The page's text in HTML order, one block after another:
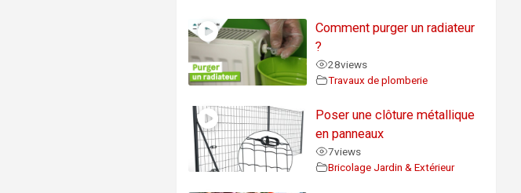
Comment purger un radiateur
?
28views
Travaux de plomberie
Poser une clôture métallique
en panneaux
7views
Bricolage Jardin & Extérieur